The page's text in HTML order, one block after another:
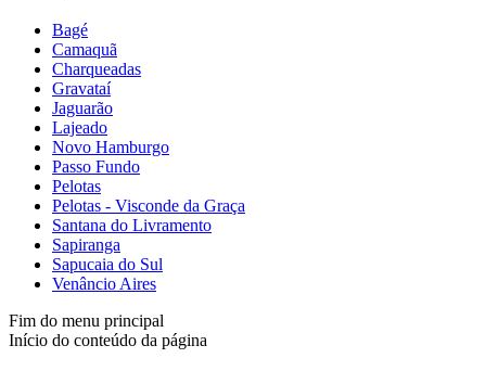
Bagé
Camaquã
Charqueadas
Gravataí
Jaguarão
Lajeado
Novo Hamburgo
Passo Fundo
Pelotas
Pelotas - Visconde da Graça
Santana do Livramento
Sapiranga
Sapucaia do Sul
Venâncio Aires
Fim do menu principal
Início do conteúdo da página